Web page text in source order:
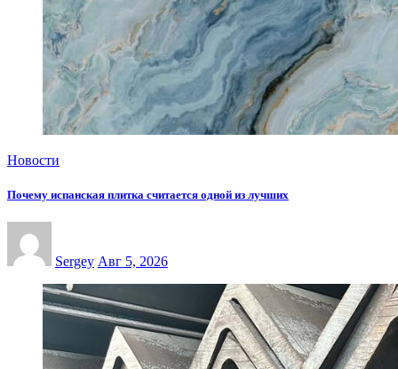
Новости
Почему испанская плитка считается одной из лучших
Sergey Авг 5, 2026